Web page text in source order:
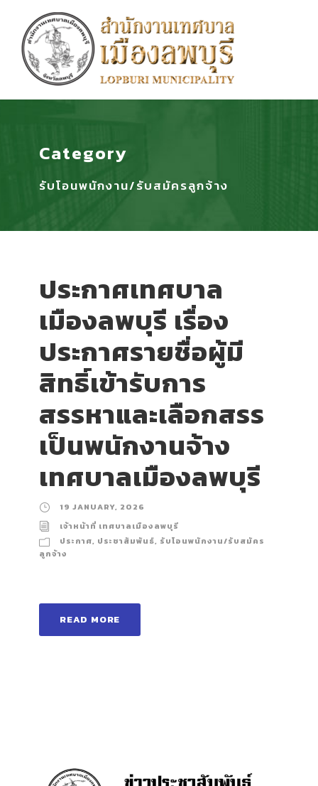
Category
รับโอนพนักงาน/รับสมัครลูกจ้าง
ประกาศเทศบาล
เมืองลพบุรี เรื่อง
ประกาศรายชื่อผู้มี
สิทธิ์เข้ารับการ
สรรหาและเลือกสรร
เป็นพนักงานจ้าง
เทศบาลเมืองลพบุรี
19 JANUARY, 2026
เจ้าหน้าที่ เทศบาลเมืองลพบุรี
ประกาศ, ประชาสัมพันธ์, รับโอนพนักงาน/รับสมัคร
ลูกจ้าง
READ MORE